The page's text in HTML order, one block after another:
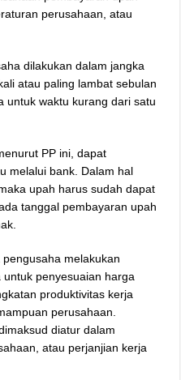
perusahaan, atau
dilakukan dalam jangka
atau paling lambat sebulan
untuk waktu kurang dari satu
PP ini, dapat
melalui bank. Dalam hal
upah harus sudah dapat
tanggal pembayaran upah
melakukan
penyesuaian harga
produktivitas kerja
perusahaan.
diatur dalam
atau perjanjian kerja